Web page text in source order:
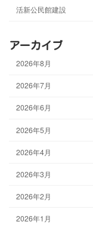
活新公民館建設
アーカイブ
2026年8月
2026年7月
2026年6月
2026年5月
2026年4月
2026年3月
2026年2月
2026年1月